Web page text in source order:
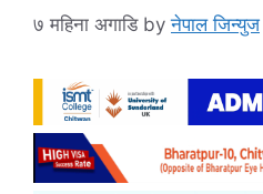
७ महिना अगाडि byनेपाल जिन्युज